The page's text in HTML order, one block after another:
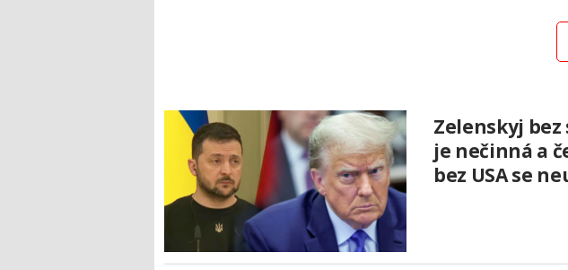
Zelenskyj
je nečinná a
bez USA se